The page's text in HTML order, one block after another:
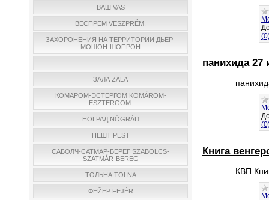
ВАШ VAS
ВЕСПРЕМ VESZPRÉM.
ЗАХОРОНЕНИЯ НА ТЕРРИТОРИИ ДЬЕР-
МОШОН-ШОПРОН
ЗАЛА ZALA
КОМАРОМ-ЭСТЕРГОМ KOMÁROM-
ESZTERGOM.
НОГРАД NÓGRÁD
ПЕШТ PEST
САБОЛЧ-САТМАР-БЕРЕГ SZABOLCS-
SZATMÁR-BEREG
ТОЛЬНА TOLNA
ФЕЙЕР FEJÉR
панихида 27
Книга
КВП